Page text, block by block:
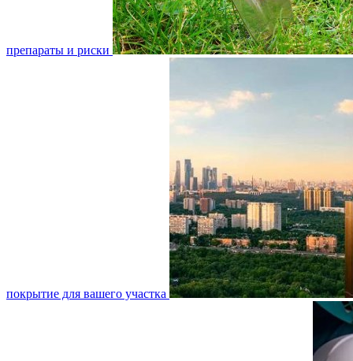
препараты и риски
покрытие для вашего участка